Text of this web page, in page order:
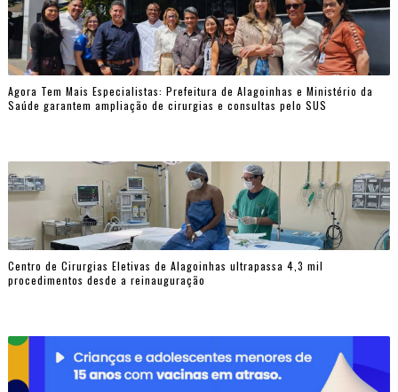
Agora Tem Mais Especialistas: Prefeitura de Alagoinhas e Ministério da
Saúde garantem ampliação de cirurgias e consultas pelo SUS
Centro de Cirurgias Eletivas de Alagoinhas ultrapassa 4,3 mil
procedimentos desde a reinauguração